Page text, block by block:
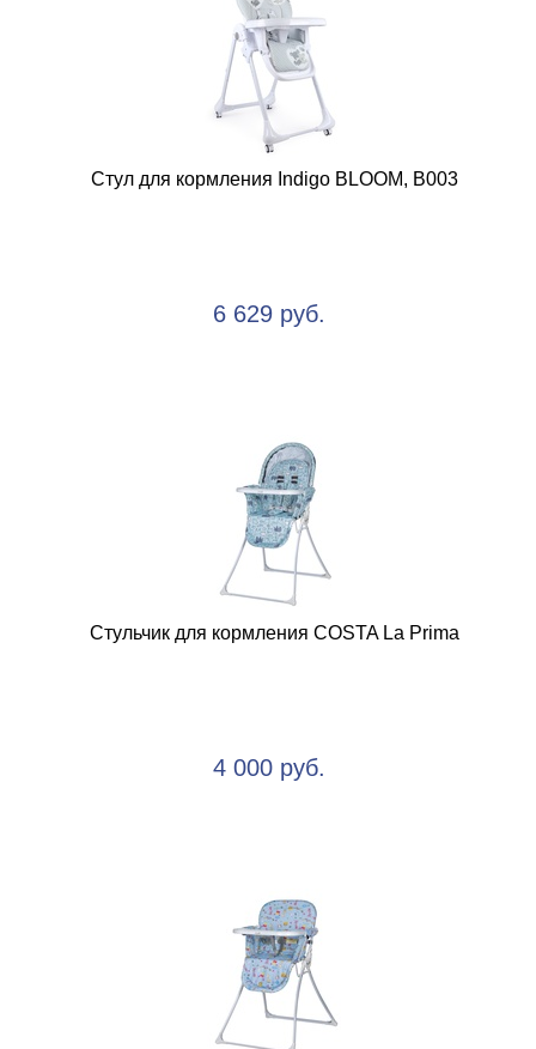
Стул для кормления Indigo BLOOM, В003
6 629 руб.
Стульчик для кормления COSTA La Prima
4 000 руб.